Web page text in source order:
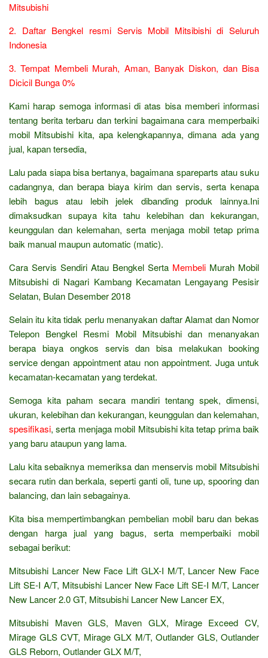
Mitsubishi
2. Daftar Bengkel resmi Servis Mobil Mitsibishi di Seluruh
Indonesia
3. Tempat Membeli Murah, Aman, Banyak Diskon, dan Bisa
Dicicil Bunga 0%
Kami harap semoga informasi di atas bisa memberi informasi
tentang berita terbaru dan terkini bagaimana cara memperbaiki
mobil Mitsubishi kita, apa kelengkapannya, dimana ada yang
jual, kapan tersedia,
Lalu pada siapa bisa bertanya, bagaimana spareparts atau suku
cadangnya, dan berapa biaya kirim dan servis, serta kenapa
lebih bagus atau lebih jelek dibanding produk lainnya.Ini
dimaksudkan supaya kita tahu kelebihan dan kekurangan,
keunggulan dan kelemahan, serta menjaga mobil tetap prima
baik manual maupun automatic (matic).
Cara Servis Sendiri Atau Bengkel Serta Membeli Murah Mobil
Mitsubishi di Nagari Kambang Kecamatan Lengayang Pesisir
Selatan, Bulan Desember 2018
Selain itu kita tidak perlu menanyakan daftar Alamat dan Nomor
Telepon Bengkel Resmi Mobil Mitsubishi dan menanyakan
berapa biaya ongkos servis dan bisa melakukan booking
service dengan appointment atau non appointment. Juga untuk
kecamatan-kecamatan yang terdekat.
Semoga kita paham secara mandiri tentang spek, dimensi,
ukuran, kelebihan dan kekurangan, keunggulan dan kelemahan,
spesifikasi, serta menjaga mobil Mitsubishi kita tetap prima baik
yang baru ataupun yang lama.
Lalu kita sebaiknya memeriksa dan menservis mobil Mitsubishi
secara rutin dan berkala, seperti ganti oli, tune up, spooring dan
balancing, dan lain sebagainya.
Kita bisa mempertimbangkan pembelian mobil baru dan bekas
dengan harga jual yang bagus, serta memperbaiki mobil
sebagai berikut:
Mitsubishi Lancer New Face Lift GLX-I M/T, Lancer New Face
Lift SE-I A/T, Mitsubishi Lancer New Face Lift SE-I M/T, Lancer
New Lancer 2.0 GT, Mitsubishi Lancer New Lancer EX,
Mitsubishi Maven GLS, Maven GLX, Mirage Exceed CV,
Mirage GLS CVT, Mirage GLX M/T, Outlander GLS, Outlander
GLS Reborn, Outlander GLX M/T,